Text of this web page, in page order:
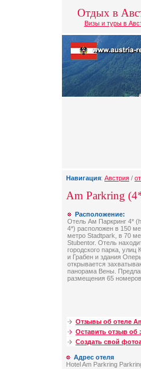
Отдых в
Визы и туры в
Навигация: Австрия /
Am Parkring
Расположение:
Отель Ам Паркринг 4*
4*) расположен в 150
метро Stadtpark, в 70
Stubentor. Отель
городского парка, улиц
и Грабен и здания
открывается
панорама Вены.
размещения 65
Отзывы об отеле
Оставить отзыв об
Создать свой
Адрес отеля
Hotel Am Parkring